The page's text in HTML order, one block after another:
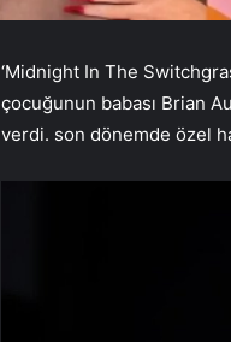
‘Midnight In The
çocuğunun babası Brian
verdi. son dönemde özel